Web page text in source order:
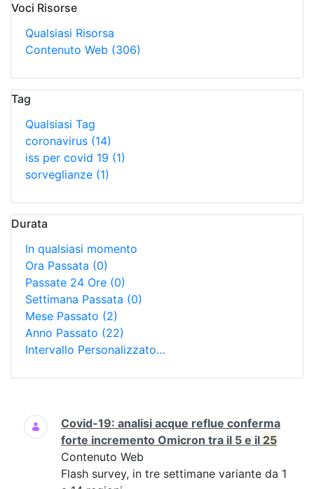
Voci Risorse
Qualsiasi Risorsa
Contenuto Web (306)
Tag
Qualsiasi Tag
coronavirus (14)
iss per covid 19 (1)
sorveglianze (1)
Durata
In qualsiasi momento
Ora Passata (0)
Passate 24 Ore (0)
Settimana Passata (0)
Mese Passato (2)
Anno Passato (22)
Intervallo Personalizzato…
Ricerca
Covid-19: analisi acque reflue conferma
forte incremento Omicron tra il 5 e il 25
Contenuto Web
Flash survey, in tre settimane variante da 1